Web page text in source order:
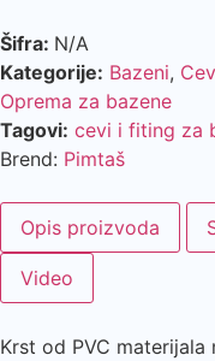
Šifra: N/A
Kategorije: Bazeni,
Oprema za bazene
Tagovi: cevi i fiting za
Brend: Pimtaš
Opis proizvoda
Video
Krst od PVC